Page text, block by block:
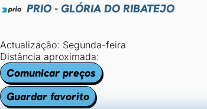
PRIO - GLÓRIA DO RIBATEJO
Actualização: Segunda-feira
Distância aproximada:
Comunicar preços
Guardar favorito